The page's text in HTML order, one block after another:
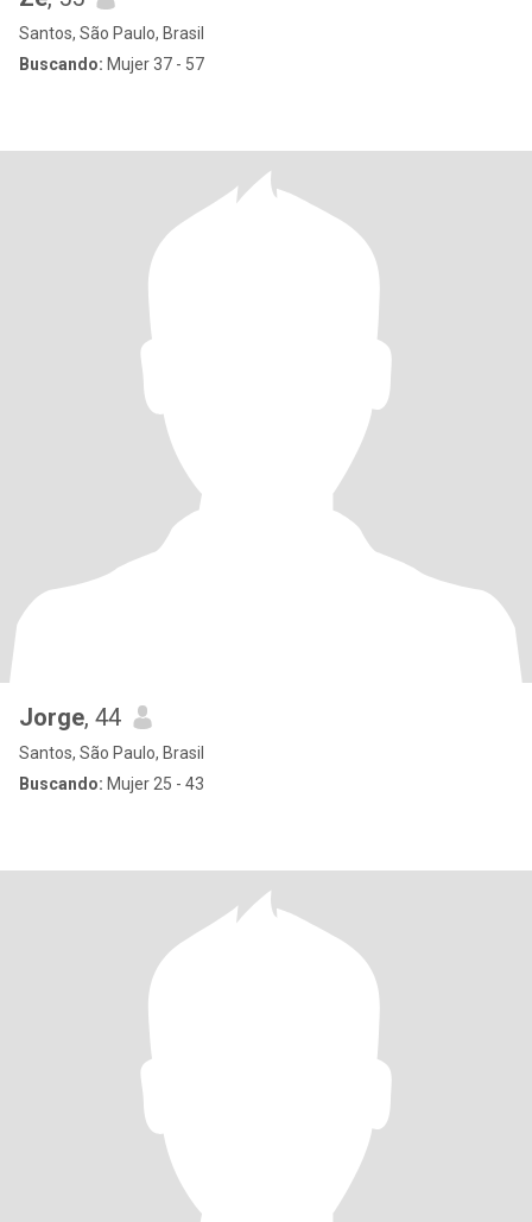
Santos, São Paulo, Brasil
Buscando: Mujer 37 - 57
Jorge, 44
Santos, São Paulo, Brasil
Buscando: Mujer 25 - 43